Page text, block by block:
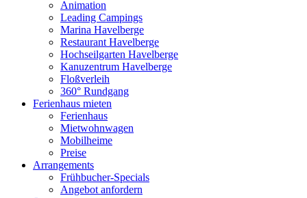
Animation
Leading Campings
Marina Havelberge
Restaurant Havelberge
Hochseilgarten Havelberge
Kanuzentrum Havelberge
Floßverleih
360° Rundgang
Ferienhaus mieten
Ferienhaus
Mietwohnwagen
Mobilheime
Preise
Arrangements
Frühbucher-Specials
Angebot anfordern